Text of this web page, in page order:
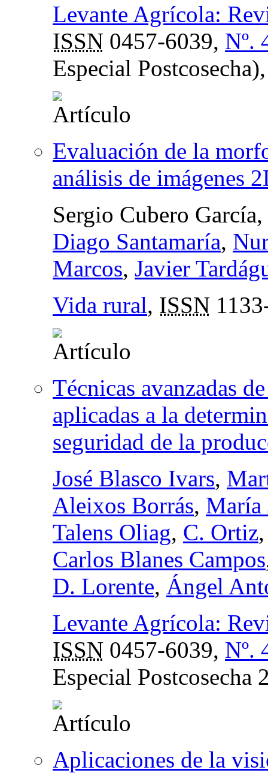
Levante Agrícola:
ISSN 0457-6039, Nº.
Especial
Evaluación de la
análisis de imágenes
Sergio Cubero García,
Diago Santamaría,
Marcos, Javier
Vida rural, ISSN
Técnicas avanzadas
aplicadas a la
seguridad de la
José Blasco Ivars,
Aleixos Borrás, María
Talens Oliag, C. Ortiz
Carlos Blanes Campos
D. Lorente, Ángel
Levante Agrícola:
ISSN 0457-6039, Nº.
Especial Postcosecha
Aplicaciones de la